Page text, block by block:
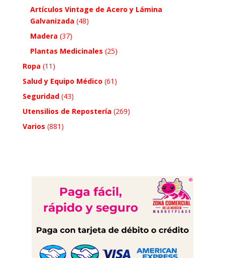
Artículos Vintage de Acero y Lámina
Galvanizada (48)
Madera (37)
Plantas Medicinales (25)
Ropa (11)
Salud y Equipo Médico (61)
Seguridad (43)
Utensilios de Repostería (269)
Varios (881)